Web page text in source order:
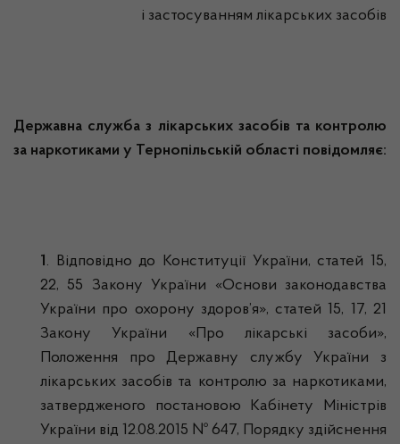
і застосуванням лікарських засобів
Державна служба з лікарських засобів та контролю
за наркотиками у Тернопільській області повідомляє:
1. Відповідно до Конституції України, статей 15,
22, 55 Закону України «Основи законодавства
України про охорону здоров’я», статей 15, 17, 21
Закону України «Про лікарські засоби»,
Положення про Державну службу України з
лікарських засобів та контролю за наркотиками,
затвердженого постановою Кабінету Міністрів
України від 12.08.2015 № 647, Порядку здійснення